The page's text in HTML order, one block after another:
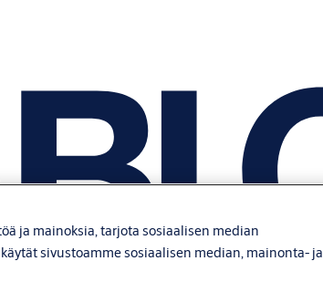
ja mainoksia, tarjota sosiaalisen median
sivustoamme sosiaalisen median, mainonta- ja